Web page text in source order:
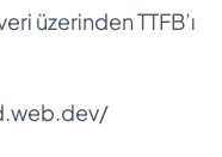
üzerinden TTFB’ı